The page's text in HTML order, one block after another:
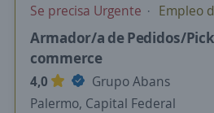
Se precisa Urgente Empleo
Armador/a de Pedidos/
commerce
4,0
Grupo Abans
Palermo, Capital Federal